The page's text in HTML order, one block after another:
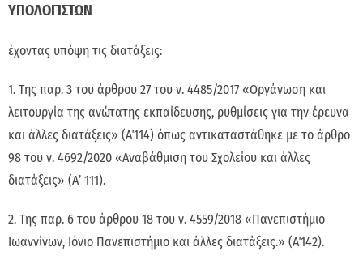
ΥΠΟΛΟΓΙΣΤΩΝ
έχοντας υπόψη τις διατάξεις:
1. Της παρ. 3 του άρθρου 27 του ν. 4485/2017 «Οργάνωση και
λειτουργία της ανώτατης εκπαίδευσης, ρυθμίσεις για την έρευνα
και άλλες διατάξεις» (Α΄114) όπως αντικαταστάθηκε με το άρθρο
98 του ν. 4692/2020 «Αναβάθμιση του Σχολείου και άλλες
διατάξεις» (Α’ 111).
2. Της παρ. 6 του άρθρου 18 του ν. 4559/2018 «Πανεπιστήμιο
Ιωαννίνων, Ιόνιο Πανεπιστήμιο και άλλες διατάξεις.» (Α΄142).